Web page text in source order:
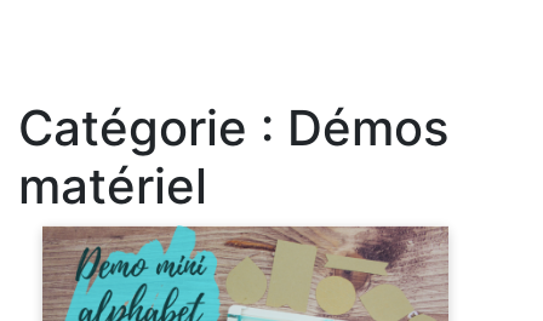
Catégorie : Démos
matériel